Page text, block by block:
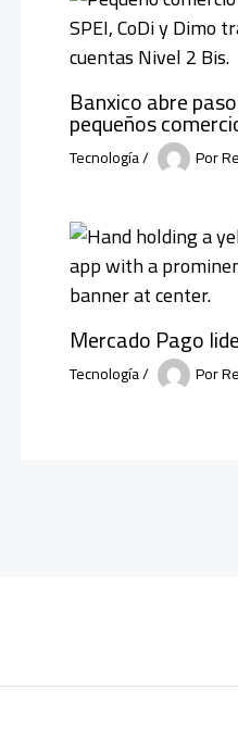
Banxico abre
pequeños
Tecnología/ Por
Mercado Pago
Tecnología/ Por